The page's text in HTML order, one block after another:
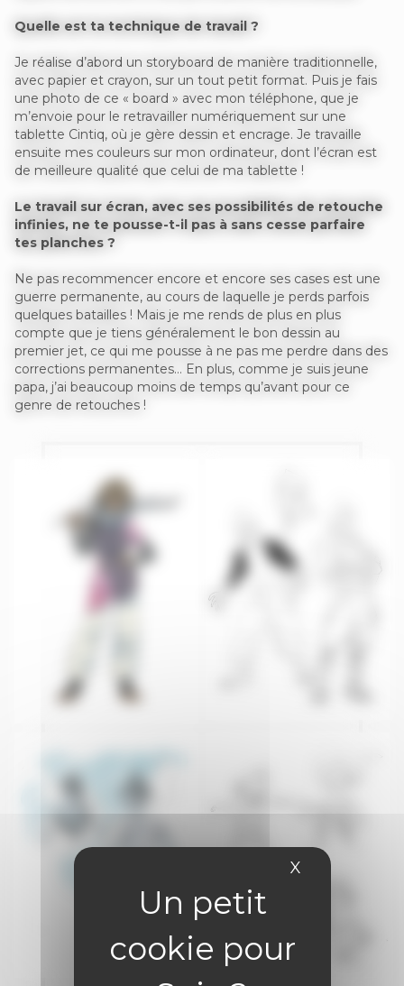
X Masquer le
Quelle est ta technique de travail ?
Je réalise d’abord un storyboard de manière traditionnelle,
avec papier et crayon, sur un tout petit format. Puis je fais
une photo de ce « board » avec mon téléphone, que je
m’envoie pour le retravailler numériquement sur une
tablette Cintiq, où je gère dessin et encrage. Je travaille
ensuite mes couleurs sur mon ordinateur, dont l’écran est
de meilleure qualité que celui de ma tablette !
Le travail sur écran, avec ses possibilités de retouche
infinies, ne te pousse-t-il pas à sans cesse parfaire
tes planches ?
Ne pas recommencer encore et encore ses cases est une
guerre permanente, au cours de laquelle je perds parfois
quelques batailles ! Mais je me rends de plus en plus
compte que je tiens généralement le bon dessin au
premier jet, ce qui me pousse à ne pas me perdre dans des
corrections permanentes… En plus, comme je suis jeune
papa, j’ai beaucoup moins de temps qu’avant pour ce
genre de retouches !